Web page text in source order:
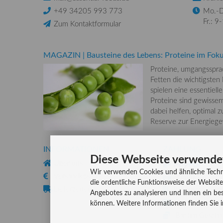
+49 34205 993 773
Zum Kontaktformular
Mo.-
Fr.:
MAGAZIN | Bausteine des Lebens: Proteine im
Proteine,
Fetten die wichtigsten
spielen eine
Proteine sind
dabei helfen, optimal
Reserve zur
INFORMATIONEN
Versandkosten
Lieferzeiten
Kreditkarte
Rechnung,
Diese Webseite
Wir verwenden Cookies und ähnliche
die ordentliche Funktionsweise der
Angebotes zu analysieren und Ihnen ein
können. Weitere Informationen finden Sie